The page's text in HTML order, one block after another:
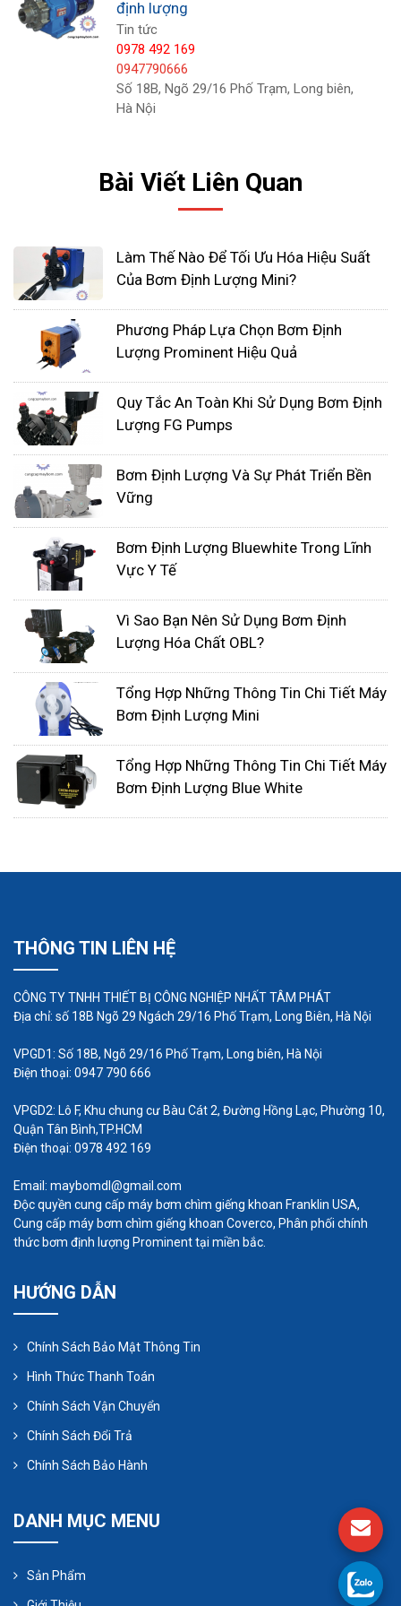
Cách lắp đặt bơm định lượng phụ thuộc vào loại
bơm và chất lỏng cần bơm. Tuy nhiên, về cơ bản,
Thông thoáng, không gây cản trở cho việc
vận hành và bảo dưỡng bơm.
gió, bụi bẩn.
Có nguồn điện ổn định.
Lắp đặt đường ống hút
Đường kính ống hút phù hợp với lưu lượng
bơm.
Độ dài ống hút không quá dài, tránh gây hao
tổn năng lượng bơm.
Ống hút cần được lắp đặt sao cho đầu hút
của bơm được đặt chìm trong chất lỏng cần
bơm.
Lắp đặt bộ lọc đầu hút
Bộ lọc đầu hút giúp ngăn chặn các tạp chất, rác
thải xâm nhập vào bơm, gây tắc nghẽn, hư hỏng
bơm.
Lắp đặt đường ống đẩy
Đường ống đẩy cần đảm bảo các yêu cầu
sau:
Đường kính ống đẩy phù hợp với lưu lượng
bơm.
Độ dài ống đẩy không quá dài, tránh gây mất
áp lực đầu ra của bơm.
Van chống chạy khô: Ngăn chặn bơm hoạt
Cầu chì: Bảo vệ bơm khỏi các sự cố về điện.
Van tràn: Ngăn chặn chất lỏng tràn ra ngoài
khi bơm hoạt động quá tải.
Kiểm tra, vận hành bơm : Trước khi vận hành
đảm bảo không có rò rỉ. Sau đó, bật nguồn
điện và cho bơm hoạt động.
Ngoài những cách sau đây, bạn có thể tham khảo
thêmHướng dẫn cách sử dụng bơm định lượng
đúng cách
Cách vệ sinh bơm định lượng
Vệ sinh bơm định lượng thường xuyên là một việc
định lượng
Tin tức
0978 492 169
0947790666
Số 18B, Ngõ 29/16 Phố Trạm, Long biên,
Hà Nội
Bài Viết Liên Quan
Làm Thế Nào Để Tối Ưu Hóa Hiệu Suất
Của Bơm Định Lượng Mini?
Phương Pháp Lựa Chọn Bơm Định
Lượng Prominent Hiệu Quả
Quy Tắc An Toàn Khi Sử Dụng Bơm Định
Lượng FG Pumps
Bơm Định Lượng Và Sự Phát Triển Bền
Vững
Bơm Định Lượng Bluewhite Trong Lĩnh
Vực Y Tế
Vì Sao Bạn Nên Sử Dụng Bơm Định
Lượng Hóa Chất OBL?
Tổng Hợp Những Thông Tin Chi Tiết Máy
Bơm Định Lượng Mini
Tổng Hợp Những Thông Tin Chi Tiết Máy
Bơm Định Lượng Blue White
THÔNG TIN LIÊN HỆ
CÔNG TY TNHH THIẾT BỊ CÔNG NGHIỆP NHẤT TÂM PHÁT
Địa chỉ: số 18B Ngõ 29 Ngách 29/16 Phố Trạm, Long Biên, Hà Nội
VPGD1: Số 18B, Ngõ 29/16 Phố Trạm, Long biên, Hà Nội
Điện thoại: 0947 790 666
VPGD2: Lô F, Khu chung cư Bàu Cát 2, Đường Hồng Lạc, Phường 10,
Quận Tân Bình,TP.HCM
Điện thoại: 0978 492 169
Email: maybomdl@gmail.com
Độc quyền cung cấp máy bơm chìm giếng khoan Franklin USA,
Cung cấp máy bơm chìm giếng khoan Coverco, Phân phối chính
thức bơm định lượng Prominent tại miền bắc.
HƯỚNG DẪN
Chính Sách Bảo Mật Thông Tin
Hình Thức Thanh Toán
Chính Sách Vận Chuyển
Chính Sách Đổi Trả
Chính Sách Bảo Hành
DANH MỤC MENU
Sản Phẩm